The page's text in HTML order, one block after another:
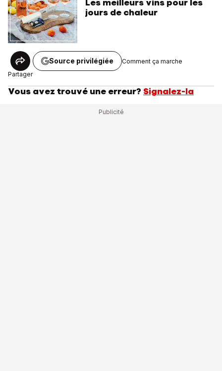
Les meilleurs vins pour les
jours de chaleur
Partager
Source privilégiée Comment ça marche
Vous avez trouvé une erreur? Signalez-la